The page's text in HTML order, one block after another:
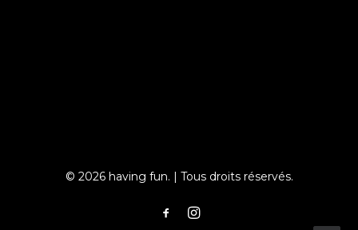
© 2026 having fun. | Tous droits réservés.